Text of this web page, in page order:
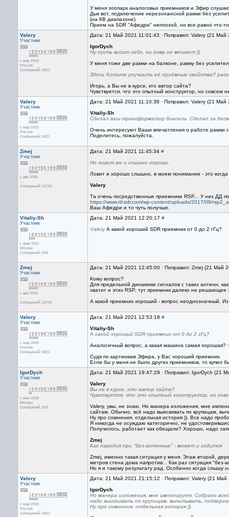
У меня зоопарк аналоговых приемников и Эфир
Дык вот, подключение нерезонансной рамки без
(на КВ диапазоне)
Прием на SDR "Афедри" неплохой, но все равно что-
Valery
Участник
с мар 2003
Россия
Сообщений: 5821
Дата: 21 Май 2021 11:01:43 · Поправил: Valery (21
IgorDych
Ну пусть висит себе, ни кому не мешает ))
У меня тоже две рамки на балконе, рамку без
Здесь Хотите улучшить её приёмные свойства?
Игорь, а Вы не в курсе, кто автор сайта?
Чувствуется, что это опытный конструктор, но совсем
Valery
Участник
с мар 2003
Россия
Сообщений: 5821
Дата: 21 Май 2021 11:10:38 · Поправил: Valery (21
Vitaliy-Sh
Сделал ваш трансформатор бинокль. Сделал за
Очень интересуют Ваши впечатления о работе рамки
Поделитесь, пожалуйста.
Zmej
Участник
с дек 2005
...
Сообщений: 10762
Дата: 21 Май 2021 11:45:34 #
Но ловит же и слышно хорошо.
Ловит и хорошо слышно, в моем понимании - это
Valery
Та очень посредственные приемники RSP... У них ДД
https://www.rtl-sdr.com/wp-content/uploads/2017/09/
Ваш Афедри и то чуть получше.
Vitaliy-Sh
Участник
с фев 2021
Москва
Сообщений: 649
Дата: 21 Май 2021 12:20:17 #
ValeryА какой хороший SDR приемник от 0 до 2 гГц?
Zmej
Участник
с дек 2005
...
Сообщений: 10762
Дата: 21 Май 2021 12:45:00 · Поправил: Zmej (21 Май
Кому вопрос?
Для предельной динамики сигналов с таких антенн,
хватит и этих RSP, тут приемник далеко не решающее
А какой приемник хороший - вопрос неоднозначный.
Valery
Участник
с мар 2003
Россия
Сообщений: 5821
Дата: 21 Май 2021 12:53:18 #
Vitaliy-Sh
А какой хороший SDR приемник от 0 до 2 гГц?
Аналогичный вопрос, а какая машина самая хорошая?
Судя по картинкам Эфира, у Вас хороший приемник.
Если бы у меня не было других приемников, то купил
IgorDych
Участник
с июн 2009
Москва
Сообщений: 303
Дата: 21 Май 2021 19:47:29 · Поправил: IgorDych (21
Valery
Вы не в курсе, кто автор сайта?
Чувствуется, что это опытный конструктор, но
Valery, увы, не знаю. Но манера изложения, мне
сайтам. Обычно, всё надо выискивать по крупицам,
Ну про сомнения, отдельная история )). Все надо
Я никогда не осуждаю категорично, не
Получилось, работает как обещали? Хорошо, надо
Zmej
Как пародия при "без-антеннье" - может и годится
Zmej, именно такая ситуация у меня. Этаж второй,
метров стена дома напротив... Как раз ситуация "без-
Но я и такому результату рад. Особенно когда слышу
Valery
Участник
с мар 2003
Россия
Сообщений: 5821
Дата: 21 Май 2021 21:15:12 · Поправил: Valery (21
IgorDych
Но манера изложения, мне импонирует. Собрано
надо выискивать по крупицам, вычитывать,
Ну про сомнения, отдельная история )).